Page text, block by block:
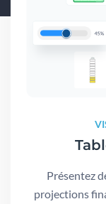
Présentez
projections